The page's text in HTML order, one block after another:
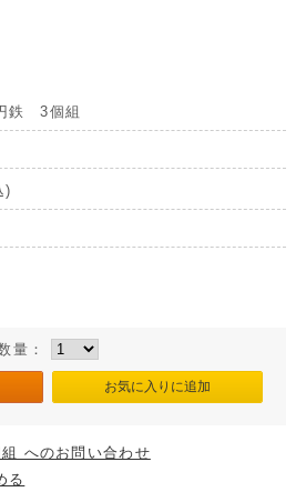
鉄 3個組
)
量：
へのお問い合わせ
る